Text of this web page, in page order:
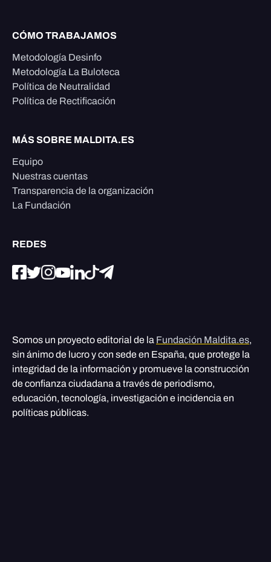
CÓMO TRABAJAMOS
Metodología Desinfo
Metodología La Buloteca
Política de Neutralidad
Política de Rectificación
MÁS SOBRE MALDITA.ES
Equipo
Nuestras cuentas
Transparencia de la organización
La Fundación
REDES
Somos un proyecto editorial de la Fundación Maldita.es,
sin ánimo de lucro y con sede en España, que protege la
integridad de la información y promueve la construcción
de confianza ciudadana a través de periodismo,
educación, tecnología, investigación e incidencia en
políticas públicas.